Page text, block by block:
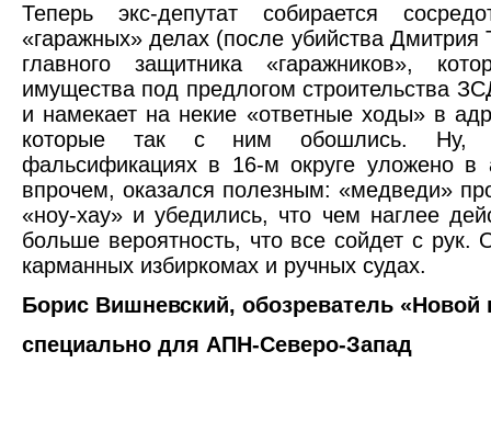
Теперь экс-депутат собирается
«гаражных» делах (после убийства Дмитрия
главного защитника «гаражников»,
имущества под предлогом строительства
и намекает на некие «ответные ходы» в
которые так с ним обошлись.
фальсификациях в 16-м округе уложено в
впрочем, оказался полезным: «медведи»
«ноу-хау» и убедились, что чем наглее
больше вероятность, что все сойдет с рук.
карманных избиркомах и ручных судах.
Борис Вишневский, обозреватель «Новой
специально для АПН-Северо-Запад